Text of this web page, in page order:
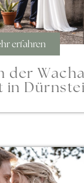
erfahren
der
in